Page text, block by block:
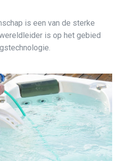
is een van de sterke
is op het gebied